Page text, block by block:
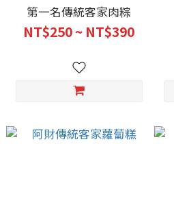
第一名傳統客家肉粽
NT$250 ~ NT$390